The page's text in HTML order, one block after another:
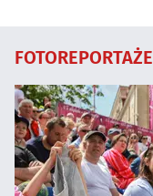
FOTOREPORTAŻE